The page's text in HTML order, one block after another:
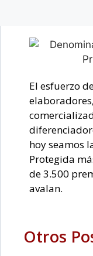
El esfuerzo
hoy seamos
Protegida
de 3.500
avalan.
Otros